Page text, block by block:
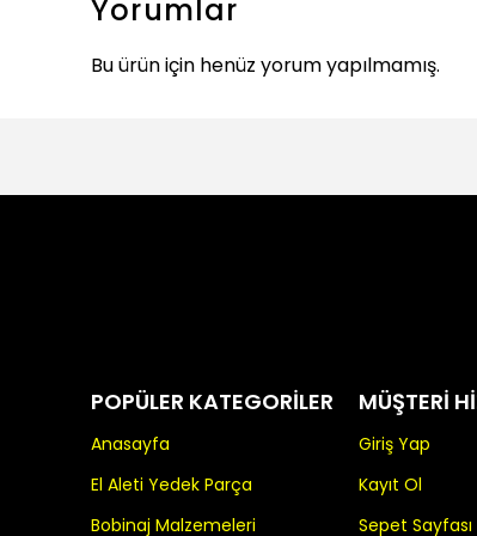
Yorumlar
Bu ürün için henüz yorum yapılmamış.
POPÜLER KATEGORİLER
Anasayfa
El Aleti Yedek Parça
Bobinaj Malzemeleri
MÜŞTERİ
Giriş Yap
Kayıt Ol
Sepet Sayfası